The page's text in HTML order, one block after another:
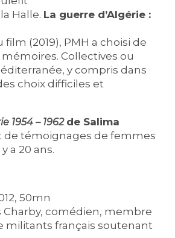
Halle. La guerre d’Algérie :
(2019), PMH a choisi de
mémoires. Collectives ou
y compris dans
choix difficiles et
1954 – 1962 de Salima
de témoignages de femmes
a 20 ans.
50mn
comédien, membre
militants français soutenant